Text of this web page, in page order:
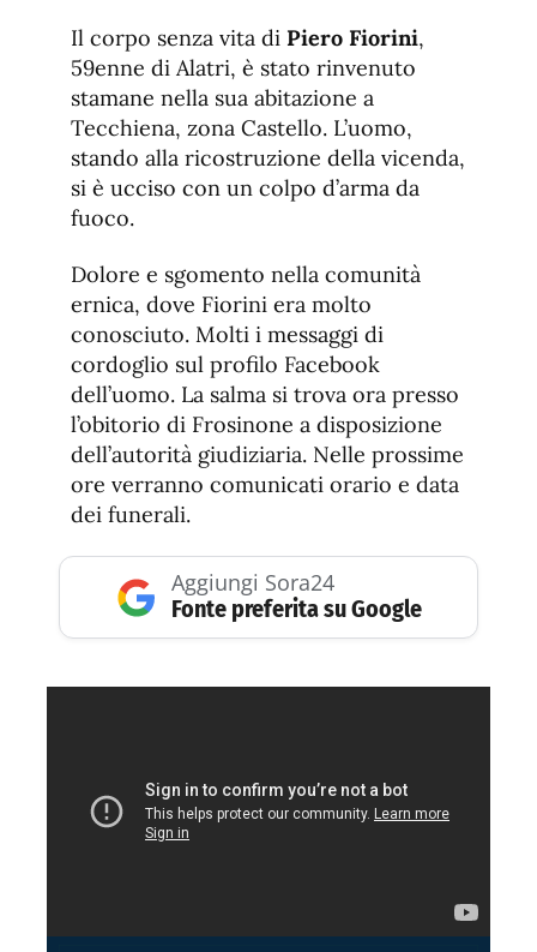
de
fuente
de
fuente.
Il corpo senza vita di Piero Fiorini,
59enne di Alatri, è stato rinvenuto
stamane nella sua abitazione a
Tecchiena, zona Castello. L’uomo,
stando alla ricostruzione della vicenda,
si è ucciso con un colpo d’arma da
fuoco.
Dolore e sgomento nella comunità
ernica, dove Fiorini era molto
conosciuto. Molti i messaggi di
cordoglio sul profilo Facebook
dell’uomo. La salma si trova ora presso
l’obitorio di Frosinone a disposizione
dell’autorità giudiziaria. Nelle prossime
ore verranno comunicati orario e data
dei funerali.
Aggiungi Sora24
Fonte preferita su Google